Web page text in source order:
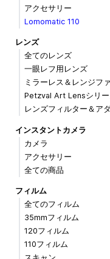
アクセサリー
Lomomatic 110
レンズ
全てのレンズ
一眼レフ用レンズ
ミラーレス＆レンジフ
Petzval Art Lensシリ
レンズフィルター＆ア
インスタントカメラ
カメラ
アクセサリー
全ての商品
フィルム
全てのフィルム
35mmフィルム
120フィルム
110フィルム